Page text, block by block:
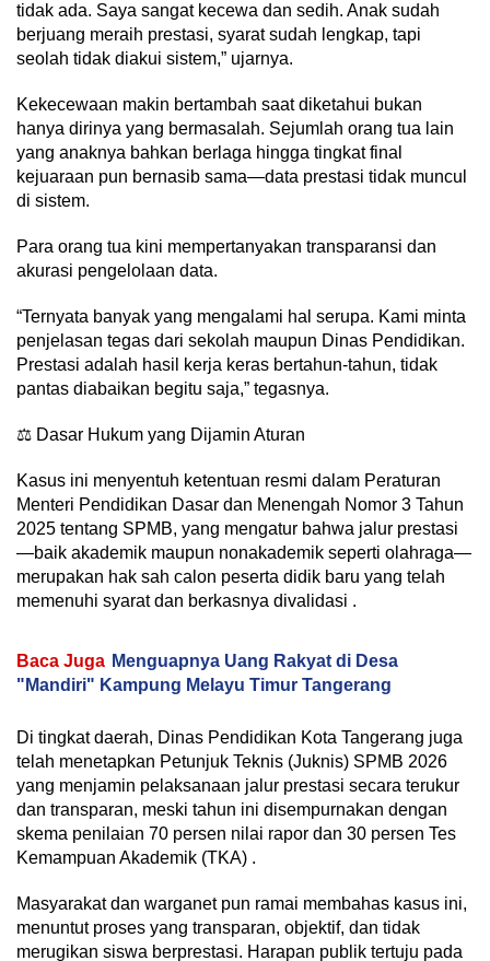
tidak ada. Saya sangat kecewa dan sedih. Anak sudah
berjuang meraih prestasi, syarat sudah lengkap, tapi
seolah tidak diakui sistem,” ujarnya.
Kekecewaan makin bertambah saat diketahui bukan
hanya dirinya yang bermasalah. Sejumlah orang tua lain
yang anaknya bahkan berlaga hingga tingkat final
kejuaraan pun bernasib sama—data prestasi tidak muncul
di sistem.
Para orang tua kini mempertanyakan transparansi dan
akurasi pengelolaan data.
“Ternyata banyak yang mengalami hal serupa. Kami minta
penjelasan tegas dari sekolah maupun Dinas Pendidikan.
Prestasi adalah hasil kerja keras bertahun-tahun, tidak
pantas diabaikan begitu saja,” tegasnya.
⚖️ Dasar Hukum yang Dijamin Aturan
Kasus ini menyentuh ketentuan resmi dalam Peraturan
Menteri Pendidikan Dasar dan Menengah Nomor 3 Tahun
2025 tentang SPMB, yang mengatur bahwa jalur prestasi
—baik akademik maupun nonakademik seperti olahraga—
merupakan hak sah calon peserta didik baru yang telah
memenuhi syarat dan berkasnya divalidasi .
Baca Juga Menguapnya Uang Rakyat di Desa
"Mandiri" Kampung Melayu Timur Tangerang
Di tingkat daerah, Dinas Pendidikan Kota Tangerang juga
telah menetapkan Petunjuk Teknis (Juknis) SPMB 2026
yang menjamin pelaksanaan jalur prestasi secara terukur
dan transparan, meski tahun ini disempurnakan dengan
skema penilaian 70 persen nilai rapor dan 30 persen Tes
Kemampuan Akademik (TKA) .
Masyarakat dan warganet pun ramai membahas kasus ini,
menuntut proses yang transparan, objektif, dan tidak
merugikan siswa berprestasi. Harapan publik tertuju pada